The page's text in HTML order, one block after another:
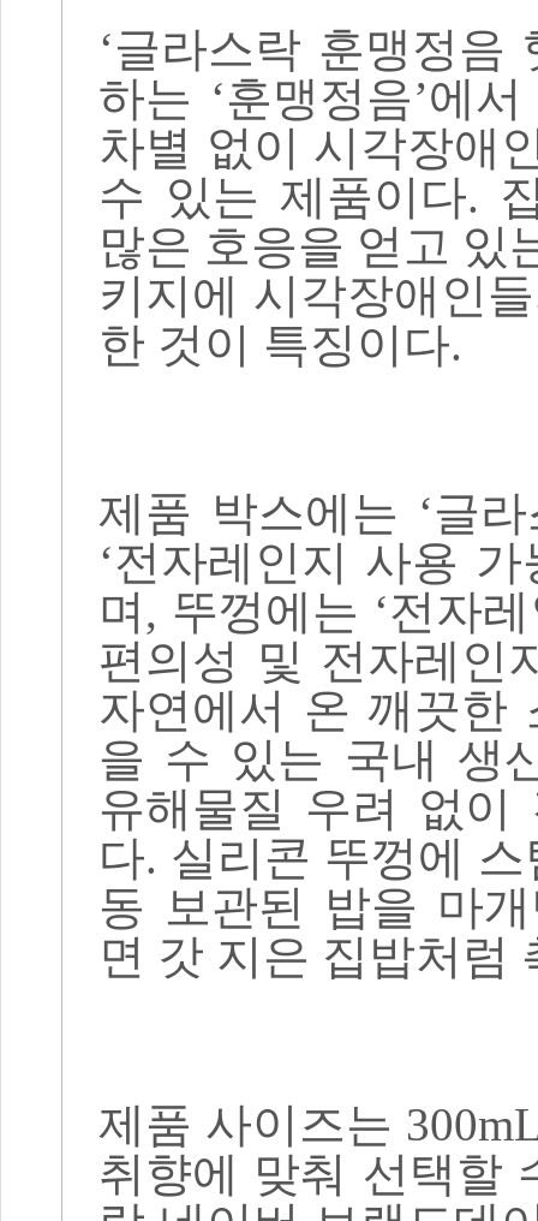
‘글라스락 훈맹정음
하는 ‘훈맹정음’에서
차별 없이 시각장애
수 있는 제품이다.
많은 호응을 얻고 있
키지에 시각장애인
한 것이 특징이다.
제품 박스에는 ‘글
‘전자레인지 사용 가
며, 뚜껑에는 ‘전자
편의성 및 전자레인
자연에서 온 깨끗한
을 수 있는 국내 생
유해물질 우려 없이
다. 실리콘 뚜껑에
동 보관된 밥을 마
면 갓 지은 집밥처럼
제품 사이즈는
취향에 맞춰 선택할